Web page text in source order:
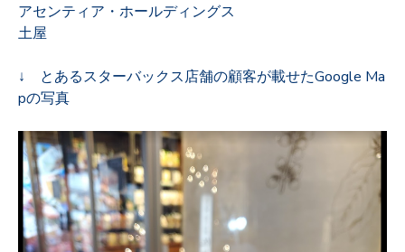
アセンティア・ホールディングス
土屋
↓ とあるスターバックス店舗の顧客が載せたGoogle Ma
pの写真